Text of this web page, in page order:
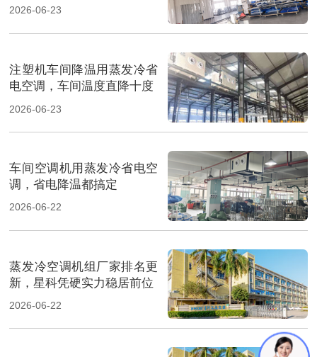
2026-06-23
注塑机车间降温用蒸发冷省
电空调，车间温度直降十度
2026-06-23
车间空调机用蒸发冷省电空
调，省电降温都搞定
2026-06-22
蒸发冷空调机组厂家排名更
新，星科凭硬实力稳居前位
2026-06-22